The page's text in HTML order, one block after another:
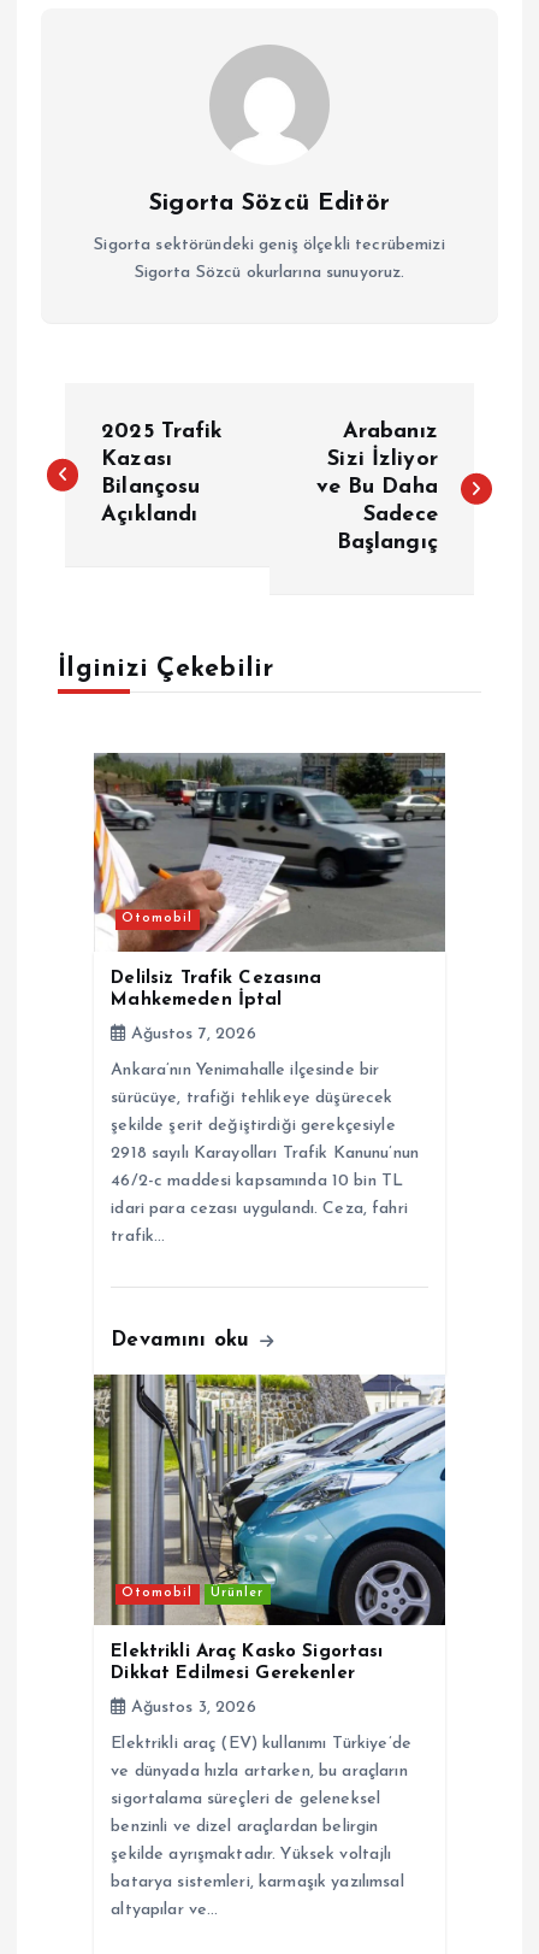
Sigorta Sözcü Editör
Sigorta sektöründeki geniş ölçekli tecrübemizi
Sigorta Sözcü okurlarına sunuyoruz.
a
g
e
2025 Trafik
Kazası
Bilançosu
Açıklandı
Arabanız
Sizi İzliyor
ve Bu Daha
Sadece
Başlangıç
İlginizi Çekebilir
Otomobil
Delilsiz Trafik Cezasına
Mahkemeden İptal
Ağustos 7, 2026
Ankara’nın Yenimahalle ilçesinde bir
sürücüye, trafiği tehlikeye düşürecek
şekilde şerit değiştirdiği gerekçesiyle
2918 sayılı Karayolları Trafik Kanunu’nun
46/2-c maddesi kapsamında 10 bin TL
idari para cezası uygulandı. Ceza, fahri
trafik…
Devamını oku
Otomobil Ürünler
Elektrikli Araç Kasko Sigortası
Dikkat Edilmesi Gerekenler
Ağustos 3, 2026
Elektrikli araç (EV) kullanımı Türkiye’de
ve dünyada hızla artarken, bu araçların
sigortalama süreçleri de geleneksel
benzinli ve dizel araçlardan belirgin
şekilde ayrışmaktadır. Yüksek voltajlı
batarya sistemleri, karmaşık yazılımsal
altyapılar ve…